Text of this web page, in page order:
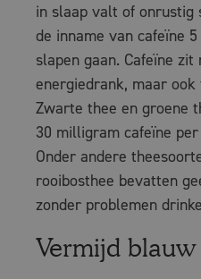
in slaap valt of onrustig
de inname van cafeïne
slapen gaan. Cafeïne
energiedrank, maar
Zwarte thee en groene
30 milligram cafeïne
Onder andere
rooibosthee bevatten
zonder problemen
Vermijd